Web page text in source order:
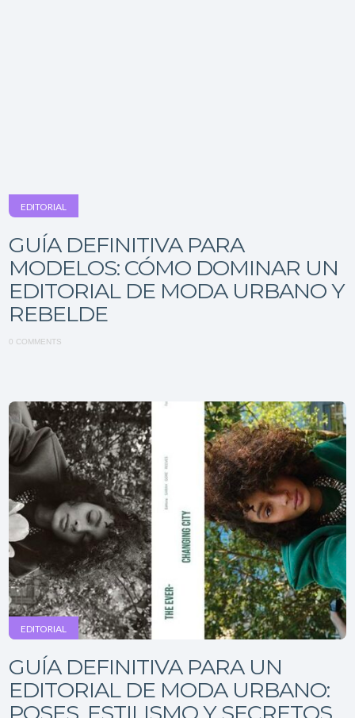
EDITORIAL
GUÍA DEFINITIVA PARA
MODELOS: CÓMO DOMINAR UN
EDITORIAL DE MODA URBANO Y
REBELDE
0 COMMENTS
EDITORIAL
GUÍA DEFINITIVA PARA UN
EDITORIAL DE MODA URBANO: